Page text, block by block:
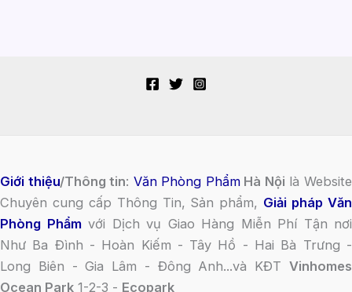
Giới thiệu/Thông tin: Văn Phòng PhẩmHà Nội là Website
Chuyên cung cấp Thông Tin, Sản phẩm, Giải pháp Văn
Phòng Phẩm với Dịch vụ Giao Hàng Miễn Phí Tận nơi
Như Ba Đình - Hoàn Kiếm - Tây Hồ - Hai Bà Trưng -
Long Biên - Gia Lâm - Đông Anh...và KĐT Vinhomes
Ocean Park 1-2-3 - Ecopark